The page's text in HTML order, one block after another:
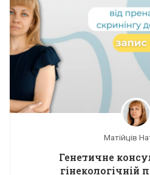
Матійців
Генетичне
гінекологічній